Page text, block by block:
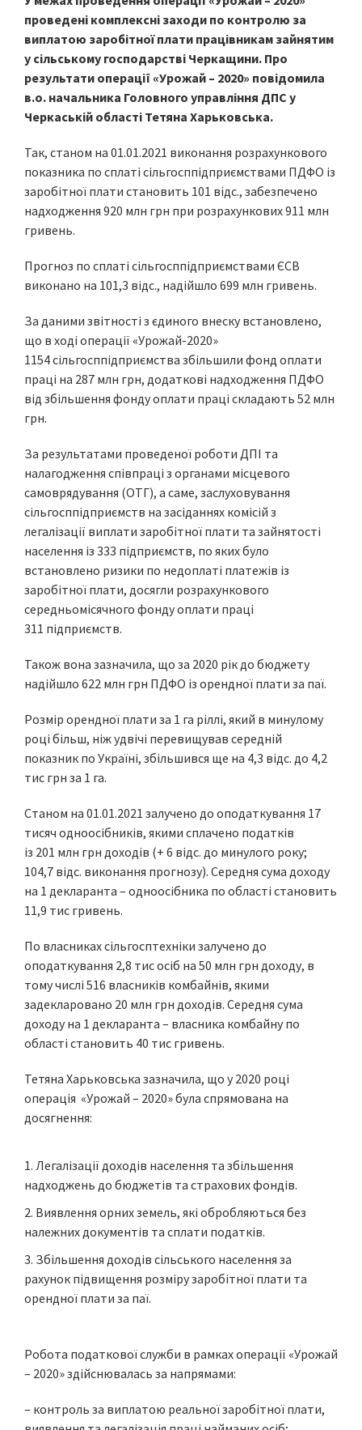
проведені комплексні заходи по контролю за
виплатою заробітної плати працівникам зайнятим
у сільському господарстві Черкащини. Про
результати операції «Урожай – 2020» повідомила
в.о. начальника Головного управління ДПС у
Черкаській області Тетяна Харьковська.
Так, станом на 01.01.2021 виконання розрахункового
показника по сплаті сільгосппідприємствами ПДФО із
заробітної плати становить 101 відс., забезпечено
надходження 920 млн грн при розрахункових 911 млн
гривень.
Прогноз по сплаті сільгосппідприємствами ЄСВ
виконано на 101,3 відс., надійшло 699 млн гривень.
За даними звітності з єдиного внеску встановлено,
що в ході операції «Урожай-2020»
1154 сільгосппідприємства збільшили фонд оплати
праці на 287 млн грн, додаткові надходження ПДФО
від збільшення фонду оплати праці складають 52 млн
грн.
За результатами проведеної роботи ДПІ та
налагодження співпраці з органами місцевого
самоврядування (ОТГ), а саме, заслуховування
сільгосппідприємств на засіданнях комісій з
легалізації виплати заробітної плати та зайнятості
населення із 333 підприємств, по яких було
встановлено ризики по недоплаті платежів із
заробітної плати, досягли розрахункового
середньомісячного фонду оплати праці
311 підприємств.
Також вона зазначила, що за 2020 рік до бюджету
надійшло 622 млн грн ПДФО із орендної плати за паї.
Розмір орендної плати за 1 га ріллі, який в минулому
році більш, ніж удвічі перевищував середній
показник по Україні, збільшився ще на 4,3 відс. до 4,2
тис грн за 1 га.
Станом на 01.01.2021 залучено до оподаткування 17
тисяч одноосібників, якими сплачено податків
із 201 млн грн доходів (+ 6 відс. до минулого року;
104,7 відс. виконання прогнозу). Середня сума доходу
на 1 декларанта – одноосібника по області становить
11,9 тис гривень.
По власниках сільгосптехніки залучено до
оподаткування 2,8 тис осіб на 50 млн грн доходу, в
тому числі 516 власників комбайнів, якими
задекларовано 20 млн грн доходів. Середня сума
доходу на 1 декларанта – власника комбайну по
області становить 40 тис гривень.
Тетяна Харьковська зазначила, що у 2020 році
операція «Урожай – 2020» була спрямована на
досягнення:
Легалізації доходів населення та збільшення
надходжень до бюджетів та страхових фондів.
Виявлення орних земель, які обробляються без
належних документів та сплати податків.
Збільшення доходів сільського населення за
рахунок підвищення розміру заробітної плати та
орендної плати за паї.
Робота податкової служби в рамках операції «Урожай
– 2020» здійснювалась за напрямами:
– контроль за виплатою реальної заробітної плати,